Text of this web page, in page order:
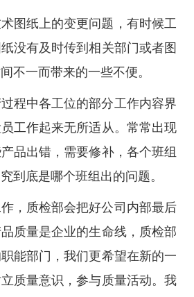
图纸上的变更问题，有时候工
没有及时传到相关部门或者图
不一而带来的一些不便。
程中各工位的部分工作内容界
工作起来无所适从。常常出现
品出错，需要修补，各个班组
到底是哪个班组出的问题。
，质检部会把好公司内部最后
质量是企业的生命线，质检部
能部门，我们更希望在新的一
质量意识，参与质量活动。我